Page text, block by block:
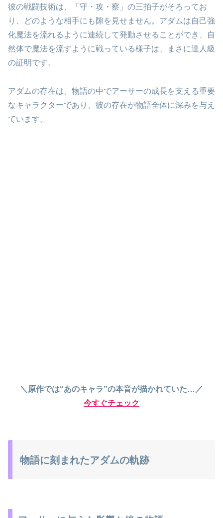
彼の戦闘技術は、「守・攻・察」の三拍子がそろってお
り、どのような相手にも隙を見せません。アダムは自己強
化魔法を流れるように連続して発動させることができ、自
然体で魔法を流すように戦っている様子は、まさに達人級
の証明です。
アダムの存在は、物語の中でアーサーの成長を支える重要
なキャラクターであり、彼の存在が物語全体に深みを与え
ています。
＼原作では“あのキャラ”の本音が描かれていた…／
今すぐチェック
物語に刻まれたアダムの軌跡